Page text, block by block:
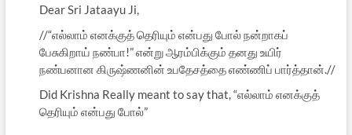
Dear Sri Jataayu Ji,
//“எல்லாம் எனக்குத் தெரியும் என்பது போல் நன்றாகப்
பேசுகிறாய் நண்பா!” என்று ஆரம்பிக்கும் தனது உயிர்
நண்பனான கிருஷ்ணனின் உபதேசத்தை எண்ணிப் பார்த்தான்.//
Did Krishna Really meant to say that, “எல்லாம் எனக்குத்
தெரியும் என்பது போல்”